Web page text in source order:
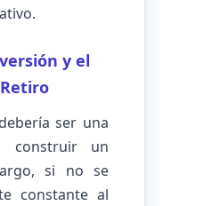
y el
ser una
construir un
si no se
constante al